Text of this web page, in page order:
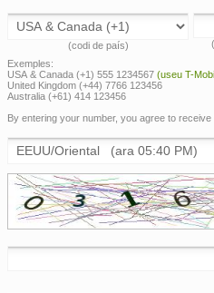
(codi de país)
Exemples:
USA & Canada (+1) 555 1234567 (useu T-
United Kingdom (+44) 7766 123456
Australia (+61) 414 123456
By entering your number, you agree to